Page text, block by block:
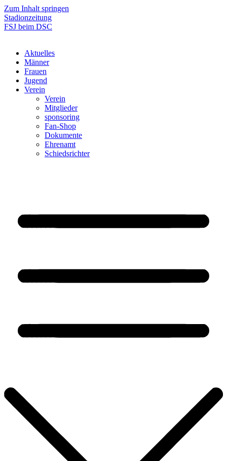
Zum Inhalt springen
Stadionzeitung
FSJ beim DSC
Aktuelles
Männer
Frauen
Jugend
Verein
Verein
Mitglieder
sponsoring
Fan-Shop
Dokumente
Ehrenamt
Schiedsrichter